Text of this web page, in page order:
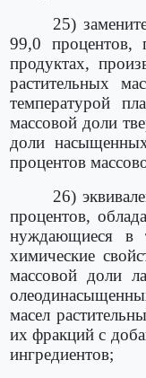
25)
99,0 процентов,
продуктах,
растительных
температурой
массовой доли
доли
процентов
26)
процентов,
нуждающиеся в
химические
массовой доли
масел
их фракций с
ингредиентов;